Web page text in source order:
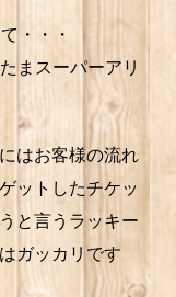
・・・
まスーパーアリ
はお客様の流れ
ットしたチケッ
と言うラッキー
ガッカリです